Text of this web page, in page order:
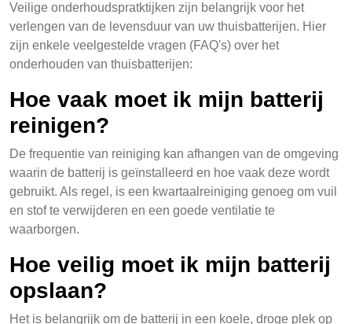
Veilige onderhoudspratktijken zijn belangrijk voor het
verlengen van de levensduur van uw thuisbatterijen. Hier
zijn enkele veelgestelde vragen (FAQ's) over het
onderhouden van thuisbatterijen:
Hoe vaak moet ik mijn batterij
reinigen?
De frequentie van reiniging kan afhangen van de omgeving
waarin de batterij is geïnstalleerd en hoe vaak deze wordt
gebruikt. Als regel, is een kwartaalreiniging genoeg om vuil
en stof te verwijderen en een goede ventilatie te
waarborgen.
Hoe veilig moet ik mijn batterij
opslaan?
Het is belangrijk om de batterij in een koele, droge plek op